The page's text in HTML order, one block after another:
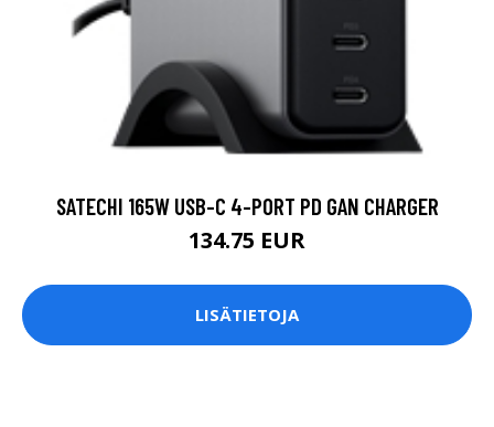
SATECHI 165W USB-C 4-PORT PD GAN CHARGER
134.75 EUR
LISÄTIETOJA